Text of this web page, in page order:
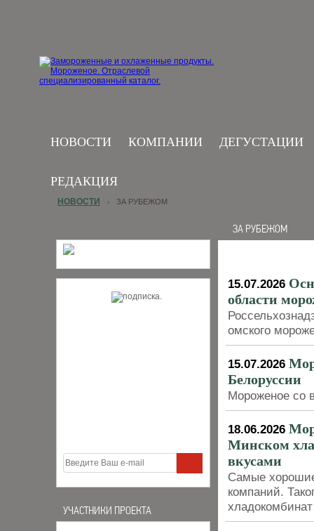
НОВОСТИ КОМПАНИИ ДЕГУСТАЦИИ
РЕДАКЦИЯ
УЧАСТНИКИ ПРОЕКТА
НОВОСТИ › ЗА РУБЕЖОМ
ЗА РУБЕЖОМ
15.07.2026
области
омского
15.07.2026
Белоруссии
Мороженое со
18.06.2026
Минском
вкусами
Самые
компаний.